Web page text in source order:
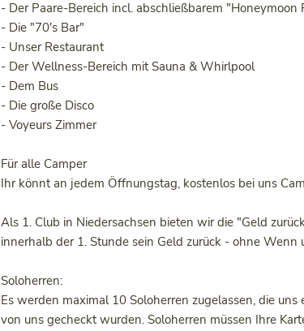
- Der Paare-Bereich incl. abschließbarem
- Die "70's Bar"
- Unser Restaurant
- Der Wellness-Bereich mit Sauna & Whirlpool
- Dem Bus
- Die große Disco
- Voyeurs Zimmer
Für alle Camper
Ihr könnt an jedem Öffnungstag, kostenlos bei uns
Als 1. Club in Niedersachsen bieten wir die "Geld
innerhalb der 1. Stunde sein Geld zurück - ohne Wenn
Soloherren:
Es werden maximal 10 Soloherren zugelassen, die
von uns gecheckt wurden. Soloherren müssen Ihre